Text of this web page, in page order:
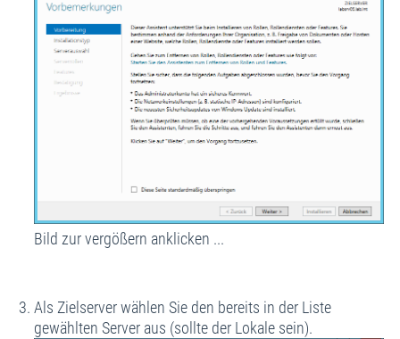
Bild zur vergößern anklicken ...
Als Zielserver wählen Sie den bereits in der Liste
gewählten Server aus (sollte der Lokale sein).